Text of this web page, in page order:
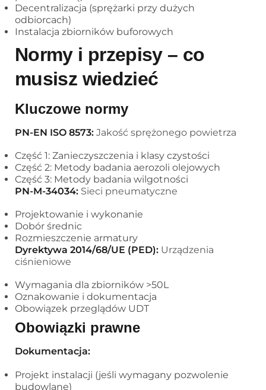
Decentralizacja (sprężarki przy dużych
odbiorcach)
Instalacja zbiorników buforowych
Normy i przepisy – co
musisz wiedzieć
Kluczowe normy
PN-EN ISO 8573: Jakość sprężonego powietrza
Część 1: Zanieczyszczenia i klasy czystości
Część 2: Metody badania aerozoli olejowych
Część 3: Metody badania wilgotności
PN-M-34034: Sieci pneumatyczne
Projektowanie i wykonanie
Dobór średnic
Rozmieszczenie armatury
Dyrektywa 2014/68/UE (PED): Urządzenia
ciśnieniowe
Wymagania dla zbiorników >50L
Oznakowanie i dokumentacja
Obowiązek przeglądów UDT
Obowiązki prawne
Dokumentacja:
Projekt instalacji (jeśli wymagany pozwolenie
budowlane)